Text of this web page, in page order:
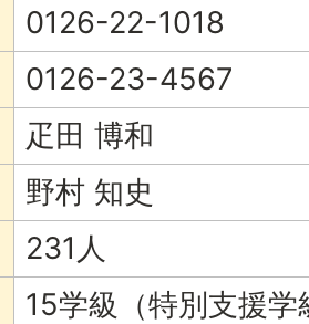
0126-22-1018
0126-23-4567
疋田 博和
野村 知史
231人
15学級（特別支援